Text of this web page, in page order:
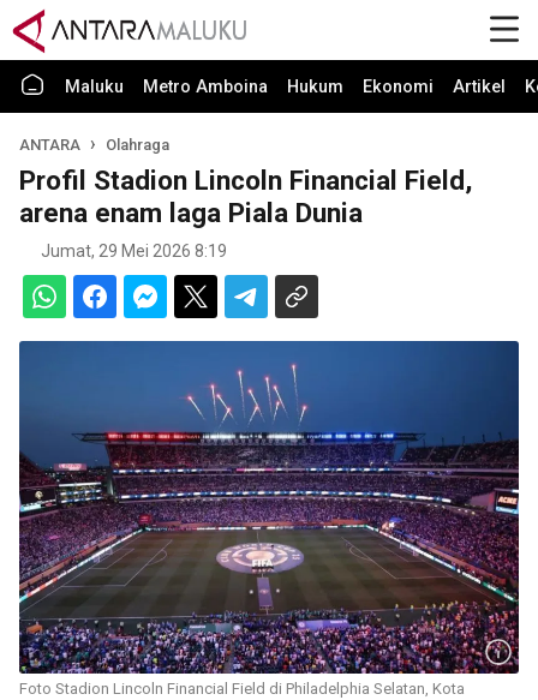
Maluku Metro Amboina Hukum Ekonomi Artikel
ANTARA Olahraga
Profil Stadion Lincoln Financial Field,
arena enam laga Piala Dunia
Jumat, 29 Mei 2026 8:19
Foto Stadion Lincoln Financial Field di Philadelphia Selatan, Kota